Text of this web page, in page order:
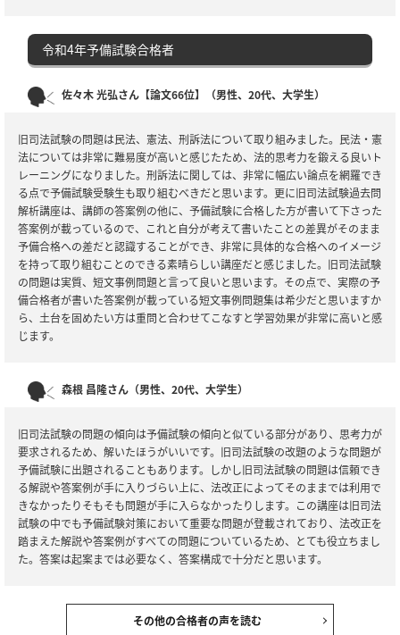
令和4年予備試験合格者
佐々木 光弘さん【論文66位】（男性、20代、大学生）
旧司法試験の問題は民法、憲法、刑訴法について取り組みました。民法・憲
法については非常に難易度が高いと感じたため、法的思考力を鍛える良いト
レーニングになりました。刑訴法に関しては、非常に幅広い論点を網羅でき
る点で予備試験受験生も取り組むべきだと思います。更に旧司法試験過去問
解析講座は、講師の答案例の他に、予備試験に合格した方が書いて下さった
答案例が載っているので、これと自分が考えて書いたことの差異がそのまま
予備合格への差だと認識することができ、非常に具体的な合格へのイメージ
を持って取り組むことのできる素晴らしい講座だと感じました。旧司法試験
の問題は実質、短文事例問題と言って良いと思います。その点で、実際の予
備合格者が書いた答案例が載っている短文事例問題集は希少だと思いますか
ら、土台を固めたい方は重問と合わせてこなすと学習効果が非常に高いと感
じます。
森根 昌隆さん（男性、20代、大学生）
旧司法試験の問題の傾向は予備試験の傾向と似ている部分があり、思考力が
要求されるため、解いたほうがいいです。旧司法試験の改題のような問題が
予備試験に出題されることもあります。しかし旧司法試験の問題は信頼でき
る解説や答案例が手に入りづらい上に、法改正によってそのままでは利用で
きなかったりそもそも問題が手に入らなかったりします。この講座は旧司法
試験の中でも予備試験対策において重要な問題が登載されており、法改正を
踏まえた解説や答案例がすべての問題についているため、とても役立ちまし
た。答案は起案までは必要なく、答案構成で十分だと思います。
その他の合格者の声を読む